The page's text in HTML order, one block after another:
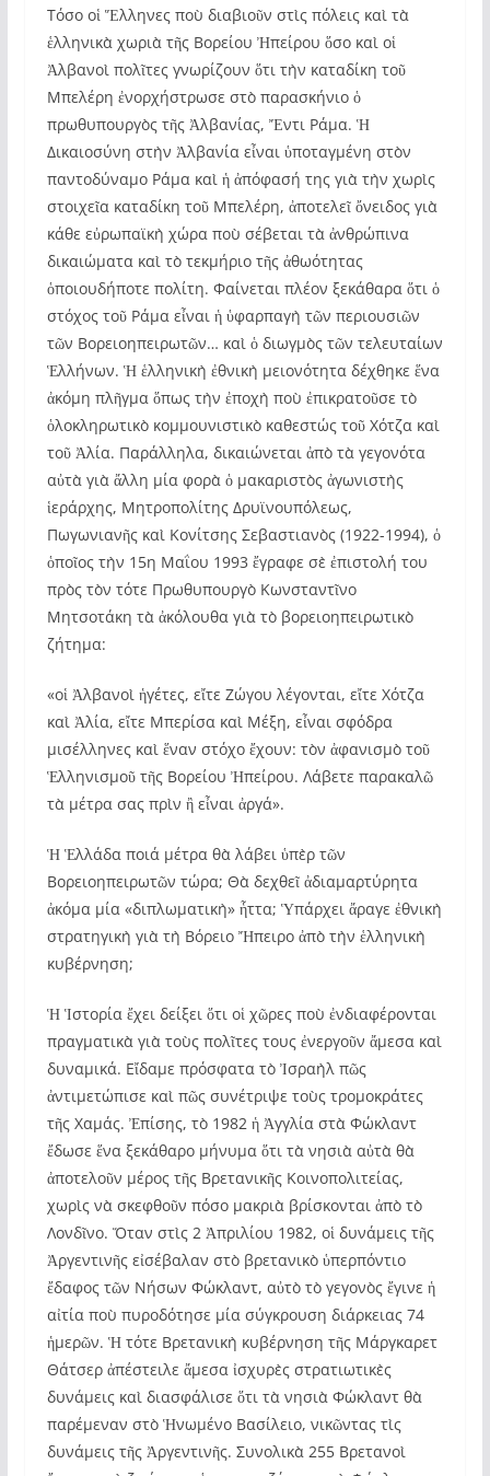
Τόσο οἱ Ἕλληνες ποὺ διαβιοῦν στὶς πόλεις καὶ τὰ
ἑλληνικὰ χωριὰ τῆς Βορείου Ἠπείρου ὅσο καὶ οἱ
Ἀλβανοὶ πολῖτες γνωρίζουν ὅτι τὴν καταδίκη τοῦ
Μπελέρη ἐνορχήστρωσε στὸ παρασκήνιο ὁ
πρωθυπουργὸς τῆς Ἀλβανίας, Ἔντι Ράμα. Ἡ
Δικαιοσύνη στὴν Ἀλβανία εἶναι ὑποταγμένη στὸν
παντοδύναμο Ράμα καὶ ἡ ἀπόφασή της γιὰ τὴν χωρὶς
στοιχεῖα καταδίκη τοῦ Μπελέρη, ἀποτελεῖ ὄνειδος γιὰ
κάθε εὐρωπαϊκὴ χώρα ποὺ σέβεται τὰ ἀνθρώπινα
δικαιώματα καὶ τὸ τεκμήριο τῆς ἀθωότητας
ὁποιουδήποτε πολίτη. Φαίνεται πλέον ξεκάθαρα ὅτι ὁ
στόχος τοῦ Ράμα εἶναι ἡ ὑφαρπαγὴ τῶν περιουσιῶν
τῶν Βορειοηπειρωτῶν… καὶ ὁ διωγμὸς τῶν τελευταίων
Ἑλλήνων. Ἡ ἑλληνικὴ ἐθνικὴ μειονότητα δέχθηκε ἕνα
ἀκόμη πλῆγμα ὅπως τὴν ἐποχὴ ποὺ ἐπικρατοῦσε τὸ
ὁλοκληρωτικὸ κομμουνιστικὸ καθεστώς τοῦ Χότζα καὶ
τοῦ Ἀλία. Παράλληλα, δικαιώνεται ἀπὸ τὰ γεγονότα
αὐτὰ γιὰ ἄλλη μία φορὰ ὁ μακαριστὸς ἀγωνιστὴς
ἱεράρχης, Μητροπολίτης Δρυϊνουπόλεως,
Πωγωνιανῆς καὶ Κονίτσης Σεβαστιανὸς (1922-1994), ὁ
ὁποῖος τὴν 15η Μαΐου 1993 ἔγραφε σὲ ἐπιστολή του
πρὸς τὸν τότε Πρωθυπουργὸ Κωνσταντῖνο
Μητσοτάκη τὰ ἀκόλουθα γιὰ τὸ βορειοηπειρωτικὸ
ζήτημα:
«οἱ Ἀλβανοὶ ἡγέτες, εἴτε Ζώγου λέγονται, εἴτε Χότζα
καὶ Ἀλία, εἴτε Μπερίσα καὶ Μέξη, εἶναι σφόδρα
μισέλληνες καὶ ἕναν στόχο ἔχουν: τὸν ἀφανισμὸ τοῦ
Ἑλληνισμοῦ τῆς Βορείου Ἠπείρου. Λάβετε παρακαλῶ
τὰ μέτρα σας πρὶν ἢ εἶναι ἀργά».
Ἡ Ἑλλάδα ποιά μέτρα θὰ λάβει ὑπὲρ τῶν
Βορειοηπειρωτῶν τώρα; Θὰ δεχθεῖ ἀδιαμαρτύρητα
ἀκόμα μία «διπλωματικὴ» ἧττα; Ὑπάρχει ἄραγε ἐθνικὴ
στρατηγικὴ γιὰ τὴ Βόρειο Ἤπειρο ἀπὸ τὴν ἑλληνικὴ
κυβέρνηση;
Ἡ Ἱστορία ἔχει δείξει ὅτι οἱ χῶρες ποὺ ἐνδιαφέρονται
πραγματικὰ γιὰ τοὺς πολῖτες τους ἐνεργοῦν ἄμεσα καὶ
δυναμικά. Εἴδαμε πρόσφατα τὸ Ἰσραὴλ πῶς
ἀντιμετώπισε καὶ πῶς συνέτριψε τοὺς τρομοκράτες
τῆς Χαμάς. Ἐπίσης, τὸ 1982 ἡ Ἀγγλία στὰ Φώκλαντ
ἔδωσε ἕνα ξεκάθαρο μήνυμα ὅτι τὰ νησιὰ αὐτὰ θὰ
ἀποτελοῦν μέρος τῆς Βρετανικῆς Κοινοπολιτείας,
χωρὶς νὰ σκεφθοῦν πόσο μακριὰ βρίσκονται ἀπὸ τὸ
Λονδῖνο. Ὅταν στὶς 2 Ἀπριλίου 1982, οἱ δυνάμεις τῆς
Ἀργεντινῆς εἰσέβαλαν στὸ βρετανικὸ ὑπερπόντιο
ἔδαφος τῶν Νήσων Φώκλαντ, αὐτὸ τὸ γεγονὸς ἔγινε ἡ
αἰτία ποὺ πυροδότησε μία σύγκρουση διάρκειας 74
ἡμερῶν. Ἡ τότε Βρετανικὴ κυβέρνηση τῆς Μάργκαρετ
Θάτσερ ἀπέστειλε ἄμεσα ἰσχυρὲς στρατιωτικὲς
δυνάμεις καὶ διασφάλισε ὅτι τὰ νησιὰ Φώκλαντ θὰ
παρέμεναν στὸ Ἡνωμένο Βασίλειο, νικῶντας τὶς
δυνάμεις τῆς Ἀργεντινῆς. Συνολικὰ 255 Βρετανοὶ